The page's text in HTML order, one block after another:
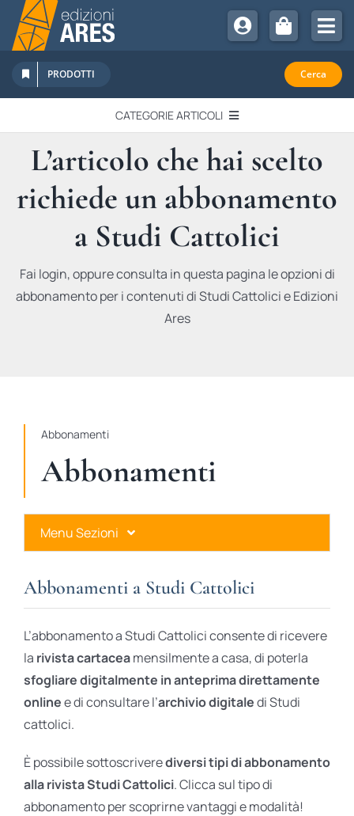
Salta
contenuto
Chi Siamo
Sostienici
Abbonamenti
Promozioni
Newsletter
PRODOTTI Cerca
CATEGORIE ARTICOLI
EDITORIALI
IN QUESTO NUMERO
RECENSIONI
L’articolo che hai scelto
richiede un abbonamento
a Studi Cattolici
Fai login, oppure consulta in questa pagina le opzioni di
abbonamento per i contenuti di Studi Cattolici e Edizioni
Ares
Abbonamenti
Abbonamenti
Menu Sezioni
Ares Gold
Ares Digital
Ares Gift Card
Abbonamenti a Studi Cattolici
L’abbonamento a Studi Cattolici consente di ricevere
la rivista cartaceamensilmente a casa, di poterla
sfogliare digitalmente in anteprima direttamente
onlinee di consultare l’archivio digitaledi Studi
cattolici.
È possibile sottoscriverediversi tipi di abbonamento
alla rivista Studi Cattolici. Clicca sul tipo di
abbonamento per scoprirne vantaggi e modalità!